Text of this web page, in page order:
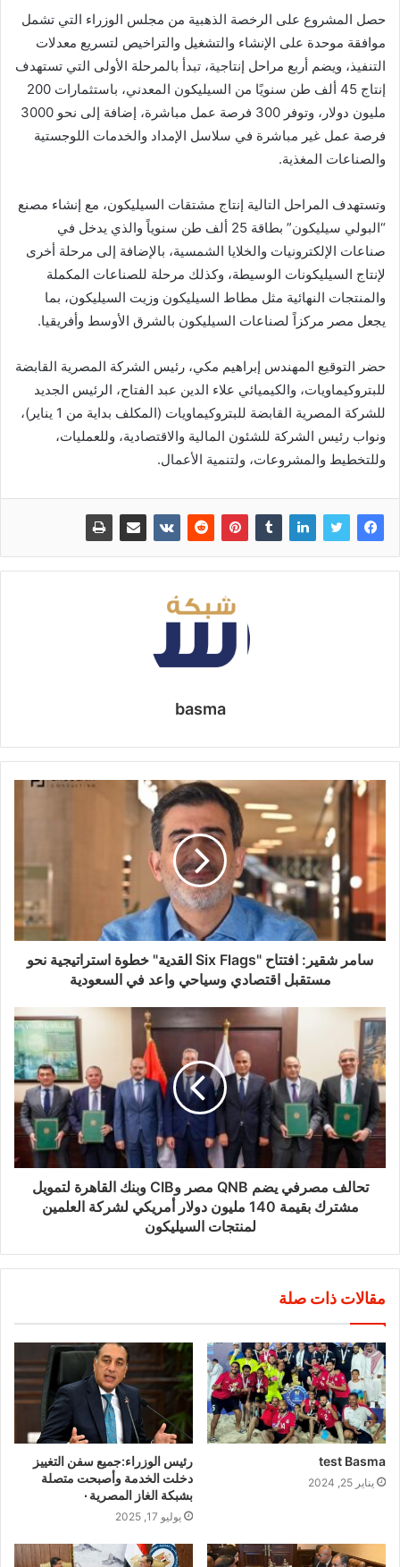
حصل المشروع على الرخصة الذهبية من مجلس الوزراء التي تشمل
موافقة موحدة على الإنشاء والتشغيل والتراخيص لتسريع معدلات
التنفيذ، ويضم أربع مراحل إنتاجية، تبدأ بالمرحلة الأولى التي تستهدف
إنتاج 45 ألف طن سنويًا من السيليكون المعدني، باستثمارات 200
مليون دولار، وتوفر 300 فرصة عمل مباشرة، إضافة إلى نحو 3000
فرصة عمل غير مباشرة في سلاسل الإمداد والخدمات اللوجستية
والصناعات المغذية.
وتستهدف المراحل التالية إنتاج مشتقات السيليكون، مع إنشاء مصنع
“البولي سيليكون” بطاقة 25 ألف طن سنوياً والذي يدخل في
صناعات الإلكترونيات والخلايا الشمسية، بالإضافة إلى مرحلة أخرى
لإنتاج السيليكونات الوسيطة، وكذلك مرحلة للصناعات المكملة
والمنتجات النهائية مثل مطاط السيليكون وزيت السيليكون، بما
يجعل مصر مركزاً لصناعات السيليكون بالشرق الأوسط وأفريقيا.
حضر التوقيع المهندس إبراهيم مكي، رئيس الشركة المصرية القابضة
للبتروكيماويات، والكيميائي علاء الدين عبد الفتاح، الرئيس الجديد
للشركة المصرية القابضة للبتروكيماويات (المكلف بداية من 1 يناير)،
ونواب رئيس الشركة للشئون المالية والاقتصادية، وللعمليات،
وللتخطيط والمشروعات، ولتنمية الأعمال.
basma
سامر شقير: افتتاح "Six Flags القدية" خطوة استراتيجية نحو
مستقبل اقتصادي وسياحي واعد في السعودية
تحالف مصرفي يضم QNB مصر وCIB وبنك القاهرة لتمويل
مشترك بقيمة 140 مليون دولار أمريكي لشركة العلمين
لمنتجات السيليكون
مقالات ذات صلة
test Basma
يناير 25, 2024
رئيس الوزراء:جميع سفن التغييز
دخلت الخدمة وأصبحت متصلة
بشبكة الغاز المصرية٠
يوليو 17, 2025